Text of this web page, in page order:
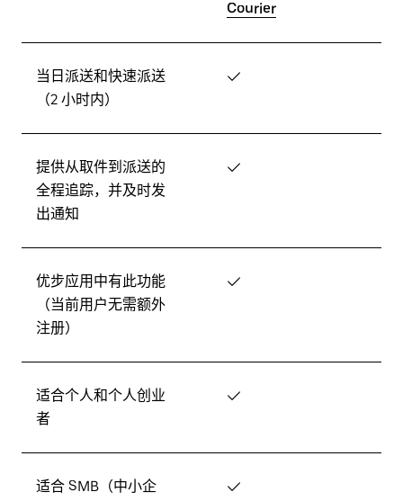
Courier
当日派送和快速派送
（2 小时内）
✓
提供从取件到派送的
全程追踪，并及时发
出通知
✓
优步应用中有此功能
（当前用户无需额外
注册）
✓
适合个人和个人创业
者
✓
适合 SMB（中小企 ✓